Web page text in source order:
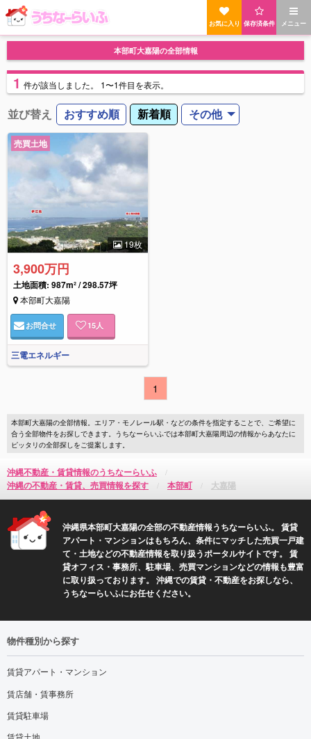
メニュー
保存済条件
お気に入り
本部町大嘉陽の全部情報
1 件が該当しました。 1〜1件目を表示。
並び替え おすすめ順 新着順 その他
19枚
売買土地
3,900万円
土地面積: 987m² / 298.57坪
本部町大嘉陽
お問合せ 15人
三電エネルギー
1
本部町大嘉陽の全部情報。エリア・モノレール駅・などの条件を指定することで、ご希望に
合う全部物件をお探しできます。うちなーらいふでは本部町大嘉陽周辺の情報からあなたに
ピッタリの全部探しをご提案します。
沖縄不動産・賃貸情報のうちなーらいふ
沖縄の不動産・賃貸、売買情報を探す
本部町 大嘉陽
沖縄県本部町大嘉陽の全部の不動産情報うちなーらいふ。 賃貸
アパート・マンションはもちろん、条件にマッチした売買一戸建
て・土地などの不動産情報を取り扱うポータルサイトです。 賃
貸オフィス・事務所、駐車場、売買マンションなどの情報も豊富
に取り扱っております。 沖縄での賃貸・不動産をお探しなら、
うちなーらいふにお任せください。
物件種別から探す
賃貸アパート・マンション
賃店舗・賃事務所
賃貸駐車場
賃貸土地